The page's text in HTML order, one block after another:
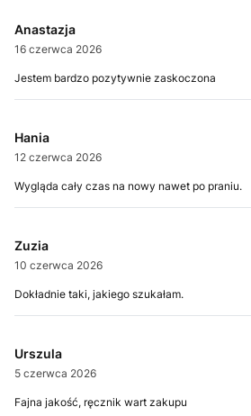
Anastazja
16 czerwca 2026
Jestem bardzo pozytywnie zaskoczona
Hania
12 czerwca 2026
Wygląda cały czas na nowy nawet po praniu.
Zuzia
10 czerwca 2026
Dokładnie taki, jakiego szukałam.
Urszula
5 czerwca 2026
Fajna jakość, ręcznik wart zakupu